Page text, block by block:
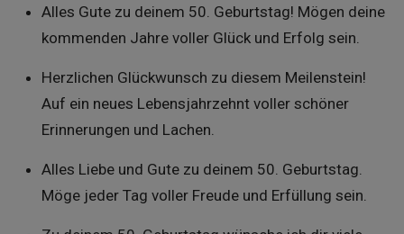
Alles Gute zu deinem 50. Geburtstag! Mögen deine
kommenden Jahre voller Glück und Erfolg sein.
Herzlichen Glückwunsch zu diesem Meilenstein!
Auf ein neues Lebensjahrzehnt voller schöner
Erinnerungen und Lachen.
Alles Liebe und Gute zu deinem 50. Geburtstag.
Möge jeder Tag voller Freude und Erfüllung sein.